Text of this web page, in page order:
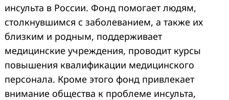
инсульта в России. Фонд помогает людям,
столкнувшимся с заболеванием, а также их
близким и родным, поддерживает
медицинские учреждения, проводит курсы
повышения квалификации медицинского
персонала. Кроме этого фонд привлекает
внимание общества к проблеме инсульта,